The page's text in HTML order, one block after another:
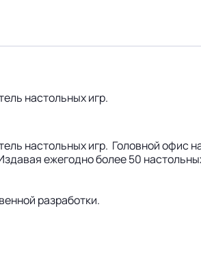
настольных игр.
настольных игр. Головной офис
ежегодно более 50
разработки.